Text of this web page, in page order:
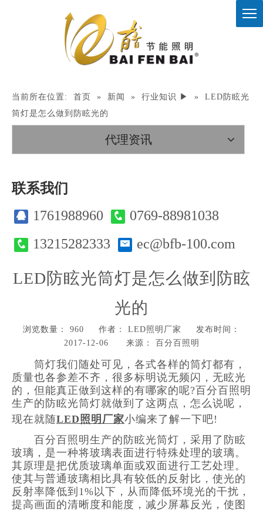
当前所在位置: 首页 » 新闻 » 行业知识 ▶ »
LED防眩光
筒灯是怎么做到防眩光的
代理资讯
联系我们
1761988960
0769-88981038
13215282333
ec@bfb-100.com
LED防眩光筒灯是怎么做到防眩
光的
浏览数量： 960 作者： LED照明厂家 发布时间：
2017-12-06 来源：
百分百照明
["wechat","weibo","qzone","douban","email"]
筒灯我们随处可见，各式各样的筒灯都有，
质量也各参差不齐，很多标明说无频闪，无眩光
的，但能真正做到这样的有哪家的呢?百分百照明
生产的防眩光筒灯就做到了这两点，怎么说呢，
现在就随LED照明厂家小编来了解一下吧!
百分百照明生产的防眩光筒灯，采用了防眩
玻璃，是一种将玻璃表面进行特殊处理的玻璃。
其原理是把优质玻璃单面或双面进行工艺处理。
使其与普通玻璃相比具有较低的反射比，使光的
反射率降低到1%以下，从而降低环境光的干扰，
提高画面的清晰度和能度，减少屏幕反光，使图